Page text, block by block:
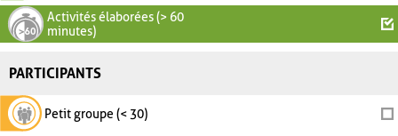
Activités élaborées (> 60
minutes)
PARTICIPANTS
Petit groupe (< 30)